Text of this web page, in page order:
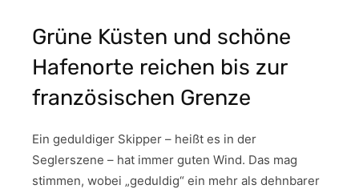
Grüne Küsten und schöne
Hafenorte reichen bis zur
französischen Grenze
Ein geduldiger Skipper – heißt es in der
Seglerszene – hat immer guten Wind. Das mag
stimmen, wobei „geduldig“ ein mehr als dehnbarer